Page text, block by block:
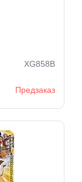
XG858B
Предзаказ